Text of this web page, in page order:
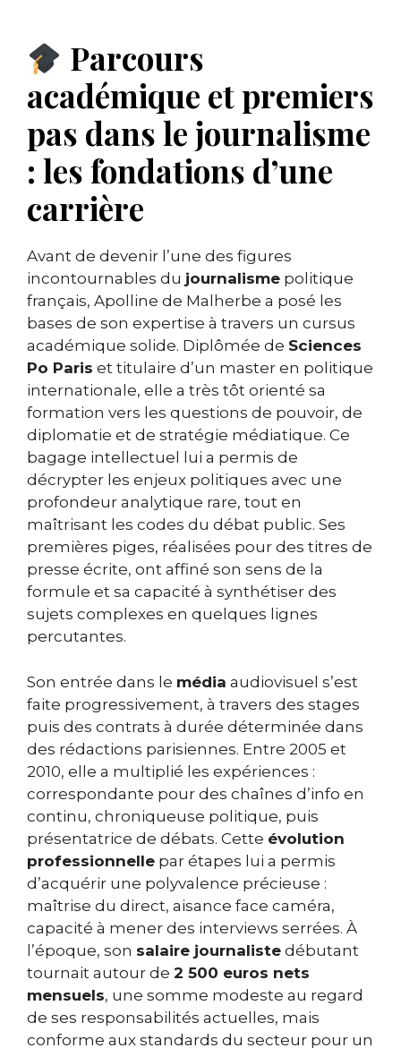
Parcours
académique et premiers
pas dans le journalisme
: les fondations d’une
carrière
Avant de devenir l’une des figures
incontournables du journalisme politique
français, Apolline de Malherbe a posé les
bases de son expertise à travers un cursus
académique solide. Diplômée de Sciences
Po Paris et titulaire d’un master en politique
internationale, elle a très tôt orienté sa
formation vers les questions de pouvoir, de
diplomatie et de stratégie médiatique. Ce
bagage intellectuel lui a permis de
décrypter les enjeux politiques avec une
profondeur analytique rare, tout en
maîtrisant les codes du débat public. Ses
premières piges, réalisées pour des titres de
presse écrite, ont affiné son sens de la
formule et sa capacité à synthétiser des
sujets complexes en quelques lignes
percutantes.
Son entrée dans le média audiovisuel s’est
faite progressivement, à travers des stages
puis des contrats à durée déterminée dans
des rédactions parisiennes. Entre 2005 et
2010, elle a multiplié les expériences :
correspondante pour des chaînes d’info en
continu, chroniqueuse politique, puis
présentatrice de débats. Cette évolution
professionnelle par étapes lui a permis
d’acquérir une polyvalence précieuse :
maîtrise du direct, aisance face caméra,
capacité à mener des interviews serrées. À
l’époque, son salaire journaliste débutant
tournait autour de 2 500 euros nets
mensuels, une somme modeste au regard
de ses responsabilités actuelles, mais
conforme aux standards du secteur pour un